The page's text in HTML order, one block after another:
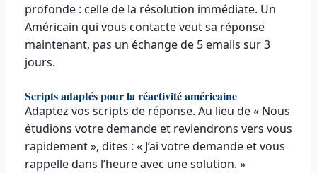
profonde : celle de la résolution immédiate. Un
Américain qui vous contacte veut sa réponse
maintenant, pas un échange de 5 emails sur 3
jours.
Scripts adaptés pour la réactivité américaine
Adaptez vos scripts de réponse. Au lieu de « Nous
étudions votre demande et reviendrons vers vous
rapidement », dites : « J’ai votre demande et vous
rappelle dans l’heure avec une solution. »